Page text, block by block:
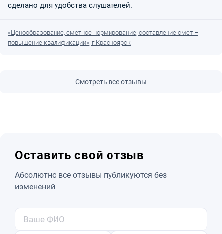
сделано для удобства слушателей.
«Ценообразование, сметное нормирование, составление смет –
повышение квалификации», г.Красноярск
Смотреть все отзывы
Оставить свой отзыв
Абсолютно все отзывы публикуются без
изменений